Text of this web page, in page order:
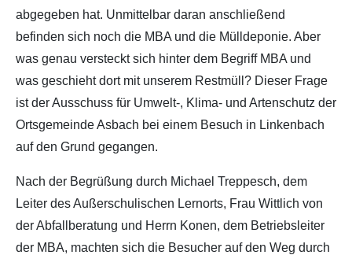
abgegeben hat. Unmittelbar daran anschließend
befinden sich noch die MBA und die Mülldeponie. Aber
was genau versteckt sich hinter dem Begriff MBA und
was geschieht dort mit unserem Restmüll? Dieser Frage
ist der Ausschuss für Umwelt-, Klima- und Artenschutz der
Ortsgemeinde Asbach bei einem Besuch in Linkenbach
auf den Grund gegangen.
Nach der Begrüßung durch Michael Treppesch, dem
Leiter des Außerschulischen Lernorts, Frau Wittlich von
der Abfallberatung und Herrn Konen, dem Betriebsleiter
der MBA, machten sich die Besucher auf den Weg durch